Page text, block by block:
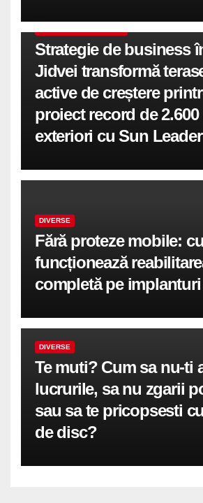
Strategie de business
Jidvei transformă
active de creștere
proiect record de
exteriori cu Sun Leader
DIVERSE
Fără proteze mobile:
funcționează
completă pe
DIVERSE
Te muti? Cum sa nu-ti
lucrurile, sa nu zgarii
sau sa te pricopsesti
de disc?